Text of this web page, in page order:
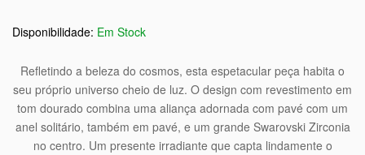
Em Stock
Refletindo a beleza do cosmos, esta espetacular peça habita o
seu próprio universo cheio de luz. O design com revestimento em
tom dourado combina uma aliança adornada com pavé com um
anel solitário, também em pavé, e um grande Swarovski Zirconia
no centro. Um presente irradiante que capta lindamente o